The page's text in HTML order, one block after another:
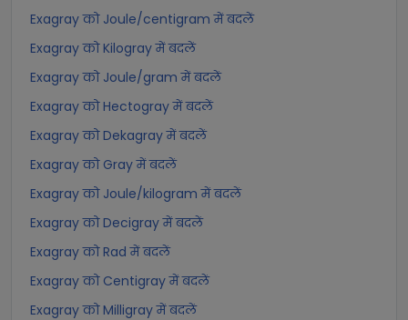
Exagray को Joule/centigram में बदलें
Exagray को Kilogray में बदलें
Exagray को Joule/gram में बदलें
Exagray को Hectogray में बदलें
Exagray को Dekagray में बदलें
Exagray को Gray में बदलें
Exagray को Joule/kilogram में बदलें
Exagray को Decigray में बदलें
Exagray को Rad में बदलें
Exagray को Centigray में बदलें
Exagray को Milligray में बदलें